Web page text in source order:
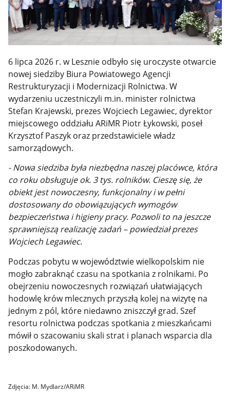
6 lipca 2026 r. w Lesznie odbyło się uroczyste otwarcie
nowej siedziby Biura Powiatowego Agencji
Restrukturyzacji i Modernizacji Rolnictwa. W
wydarzeniu uczestniczyli m.in. minister rolnictwa
Stefan Krajewski, prezes Wojciech Legawiec, dyrektor
miejscowego oddziału ARiMR Piotr Łykowski, poseł
Krzysztof Paszyk oraz przedstawiciele władz
samorządowych.
- Nowa siedziba była niezbędna naszej placówce, która
co roku obsługuje ok. 3 tys. rolników. Cieszę się, że
obiekt jest nowoczesny, funkcjonalny i w pełni
dostosowany do obowiązujących wymogów
bezpieczeństwa i higieny pracy. Pozwoli to na jeszcze
sprawniejszą realizację zadań – powiedział prezes
Wojciech Legawiec.
Podczas pobytu w województwie wielkopolskim nie
mogło zabraknąć czasu na spotkania z rolnikami. Po
obejrzeniu nowoczesnych rozwiązań ułatwiających
hodowlę krów mlecznych przyszłą kolej na wizytę na
jednym z pól, które niedawno zniszczył grad. Szef
resortu rolnictwa podczas spotkania z mieszkańcami
mówił o szacowaniu skali strat i planach wsparcia dla
poszkodowanych.
Zdjęcia: M. Mydlarz/ARiMR